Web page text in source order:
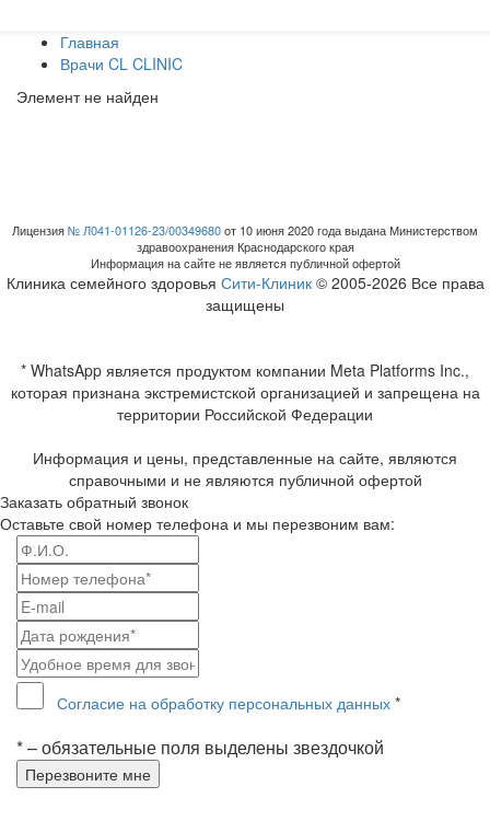
Главная
Врачи CL CLINIC
Элемент не найден
Лицензия№ Л041-01126-23/00349680от 10 июня 2020 года выдана Министерством
здравоохранения Краснодарского края
Информация на сайте не является публичной офертой
Клиника семейного здоровья Сити-Клиник© 2005-2026 Все права
защищены
* WhatsApp является продуктом компании Meta Platforms Inc.,
которая признана экстремистской организацией и запрещена на
территории Российской Федерации
Информация и цены, представленные на сайте, являются
справочными и не являются публичной офертой
Заказать обратный звонок
Оставьте свой номер телефона и мы перезвоним вам:
Согласие на обработку персональных данных *
* – обязательные поля выделены звездочкой